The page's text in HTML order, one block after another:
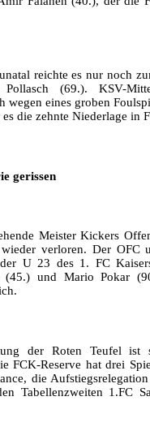
reichte es nur noch
(69.). KSV-
wegen eines groben
die zehnte Niederlage in
gerissen
Meister Kickers
verloren. Der OFC
U 23 des 1. FC
(45.) und Mario Pokar
der Roten Teufel ist
FCK-Reserve hat drei
die
Tabellenzweiten 1.FC